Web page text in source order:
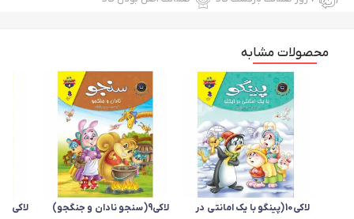
محصولات مشابه
لاکی10(پینگو با یک امانتی در
لاکی9(سنجو نادان و جنگجو)